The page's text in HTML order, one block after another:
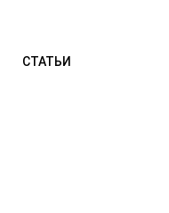
СТАТЬИ